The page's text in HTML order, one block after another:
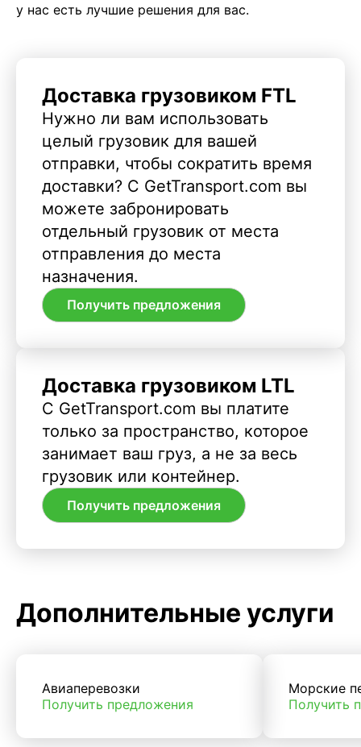
у нас есть лучшие решения для вас.
Доставка грузовиком FTL
Нужно ли вам использовать
целый грузовик для вашей
отправки, чтобы сократить время
доставки? С GetTransport.com вы
можете забронировать
отдельный грузовик от места
отправления до места
назначения.
Получить предложения
Доставка грузовиком LTL
С GetTransport.com вы платите
только за пространство, которое
занимает ваш груз, а не за весь
грузовик или контейнер.
Получить предложения
Дополнительные услуги
Авиаперевозки
Получить предложения
Морские
Получить